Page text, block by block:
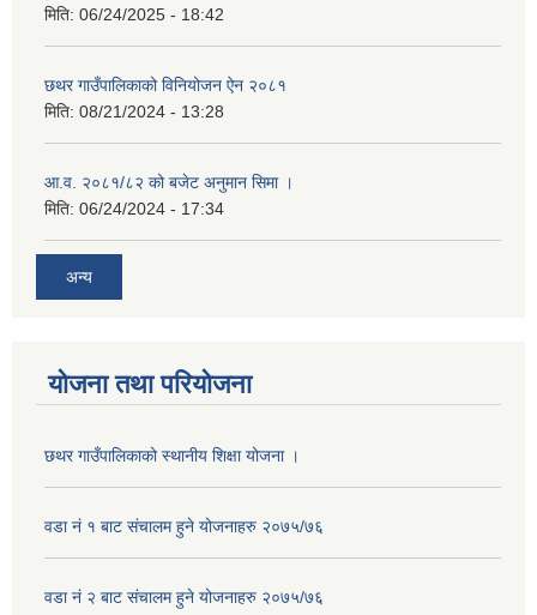
मिति: 06/24/2025 - 18:42
छथर गाउँपालिकाको विनियोजन ऐन २०८१
मिति: 08/21/2024 - 13:28
आ.व. २०८१/८२ को बजेट अनुमान सिमा ।
मिति: 06/24/2024 - 17:34
अन्य
योजना तथा परियोजना
छथर गाउँपालिकाको स्थानीय शिक्षा योजना ।
वडा नं १ बाट संचालम हुने योजनाहरु २०७५/७६
वडा नं २ बाट संचालम हुने योजनाहरु २०७५/७६